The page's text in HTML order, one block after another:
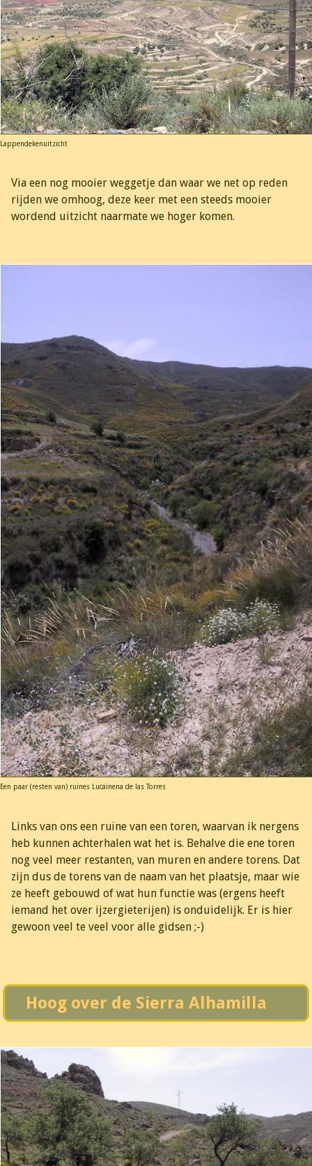
Lappendekenuitzicht
Via een nog mooier weggetje dan waar we net op reden
rijden we omhoog, deze keer met een steeds mooier
wordend uitzicht naarmate we hoger komen.
Een paar (resten van) ruines Lucainena de las Torres
Links van ons een ruïne van een toren, waarvan ik nergens
heb kunnen achterhalen wat het is. Behalve die ene toren
nog veel meer restanten, van muren en andere torens. Dat
zijn dus de torens van de naam van het plaatsje, maar wie
ze heeft gebouwd of wat hun functie was (ergens heeft
iemand het over ijzergieterijen) is onduidelijk. Er is hier
gewoon veel te veel voor alle gidsen ;-)
Hoog over de Sierra Alhamilla